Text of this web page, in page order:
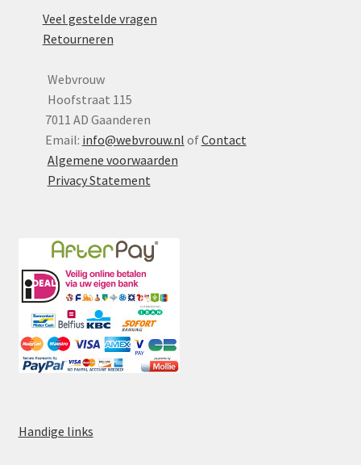
Veel gestelde vragen
Retourneren
Webvrouw
Hoofstraat 115
7011 AD Gaanderen
Email: info@webvrouw.nl ofContact
Algemene voorwaarden
Privacy Statement
Handige links